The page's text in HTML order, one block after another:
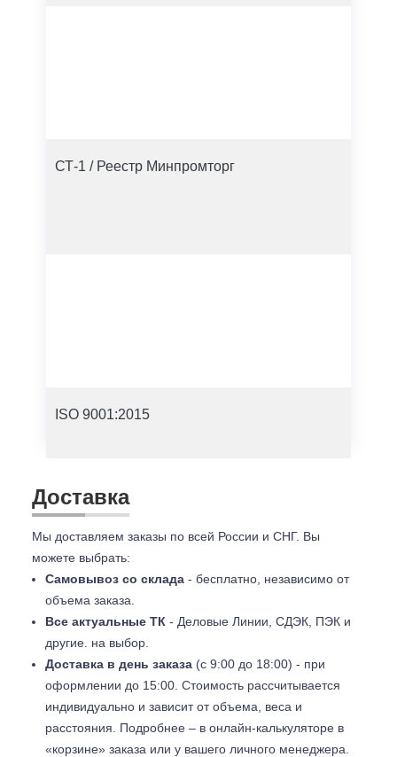
СТ-1 / Реестр Минпромторг
ISO 9001:2015
Доставка
Мы доставляем заказы по всей России и СНГ. Вы
можете выбрать:
Самовывоз со склада - бесплатно, независимо от
объема заказа.
Все актуальные ТК - Деловые Линии, СДЭК, ПЭК и
другие. на выбор.
Доставка в день заказа (с 9:00 до 18:00) - при
оформлении до 15:00. Стоимость рассчитывается
индивидуально и зависит от объема, веса и
расстояния. Подробнее – в онлайн-калькуляторе в
«корзине» заказа или у вашего личного менеджера.